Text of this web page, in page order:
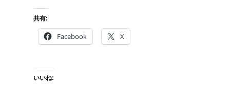
共有:
Facebook X
いいね: